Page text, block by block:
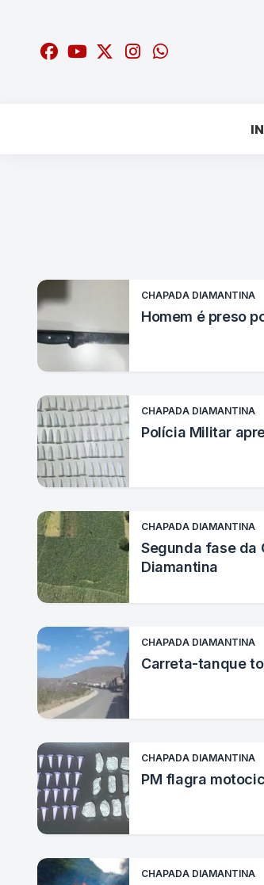
CHAPADA DIAMANTINA
Homem é preso
CHAPADA DIAMANTINA
Polícia Militar
CHAPADA DIAMANTINA
Segunda fase da
Diamantina
CHAPADA DIAMANTINA
Carreta-tanque
CHAPADA DIAMANTINA
PM flagra
CHAPADA DIAMANTINA